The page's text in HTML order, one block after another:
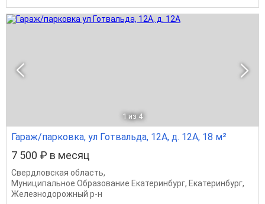
1 из 4
Гараж/парковка, ул Готвальда, 12А, д. 12А, 18 м²
7 500 ₽ в месяц
Свердловская область,
Муниципальное Образование Екатеринбург, Екатеринбург,
Железнодорожный р-н